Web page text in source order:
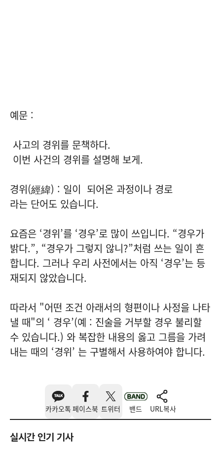
예문 :
사고의 경위를 문책하다.
이번 사건의 경위를 설명해 보게.
경위(經緯) : 일이 되어온 과정이나 경로
라는 단어도 있습니다.
요즘은 ‘경위’를 ‘경우’로 많이 쓰입니다. “경우가
밝다.”, “경우가 그렇지 않니?”처럼 쓰는 일이 흔
합니다. 그러나 우리 사전에서는 아직 ‘경우’는 등
재되지 않았습니다.
따라서 "어떤 조건 아래서의 형편이나 사정을 나타
낼 때"의 ‘ 경우’(예 : 진술을 거부할 경우 불리할
수 있습니다.) 와 복잡한 내용의 옳고 그름을 가려
내는 때의 ‘경위’ 는 구별해서 사용하여야 합니다.
카카오톡 페이스북 트위터 밴드 URL복사
실시간 인기 기사